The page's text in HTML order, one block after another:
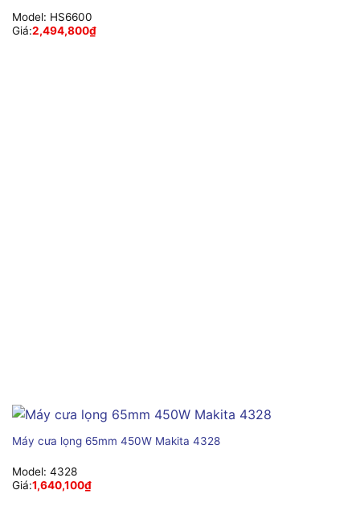
Model: HS6600
Giá:2,494,800₫
Máy cưa lọng 65mm 450W Makita 4328
Model: 4328
Giá:1,640,100₫